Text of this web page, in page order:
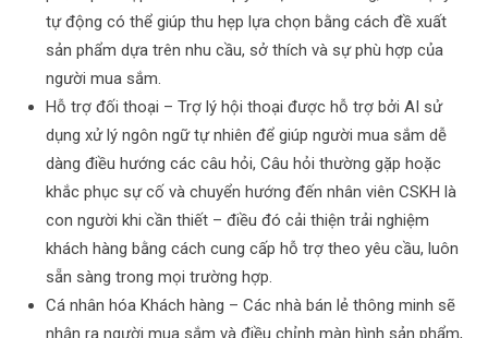
tự động có thể giúp thu hẹp lựa chọn bằng cách đề xuất
sản phẩm dựa trên nhu cầu, sở thích và sự phù hợp của
người mua sắm.
Hỗ trợ đối thoại – Trợ lý hội thoại được hỗ trợ bởi AI sử
dụng xử lý ngôn ngữ tự nhiên để giúp người mua sắm dễ
dàng điều hướng các câu hỏi, Câu hỏi thường gặp hoặc
khắc phục sự cố và chuyển hướng đến nhân viên CSKH là
con người khi cần thiết – điều đó cải thiện trải nghiệm
khách hàng bằng cách cung cấp hỗ trợ theo yêu cầu, luôn
sẵn sàng trong mọi trường hợp.
Cá nhân hóa Khách hàng – Các nhà bán lẻ thông minh sẽ
nhận ra người mua sắm và điều chỉnh màn hình sản phẩm,